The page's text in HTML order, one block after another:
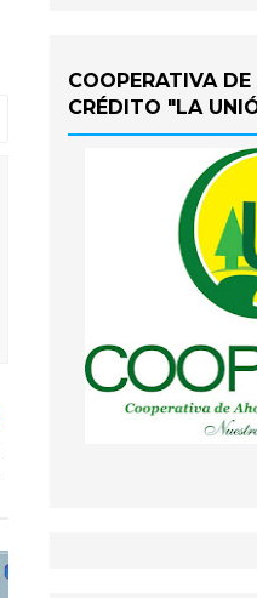
COOPERATIVA
CRÉDITO "LA